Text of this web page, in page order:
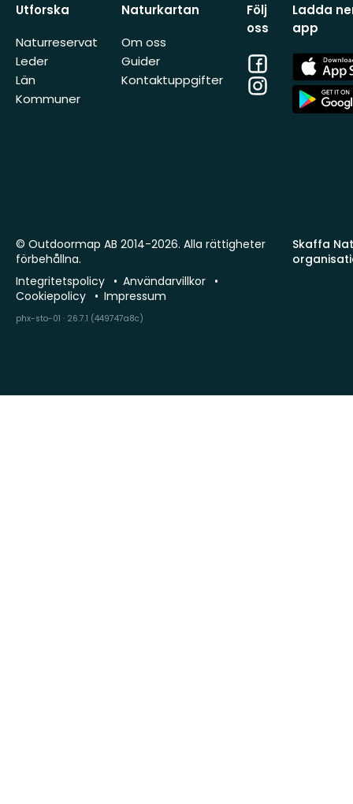
Utforska
Naturreservat
Leder
Län
Kommuner
Naturkartan
Om oss
Guider
Kontaktuppgifter
Följ
oss
Facebook
Instagram
Ladda
app
App
Store
App
Store
Skaffa
© Outdoormap AB 2014-2026. Alla rättigheter
förbehållna.
Integritetspolicy
Användarvillkor
Cookiepolicy
Impressum
phx-sto-01 · 26.7.1 (449747a8c)